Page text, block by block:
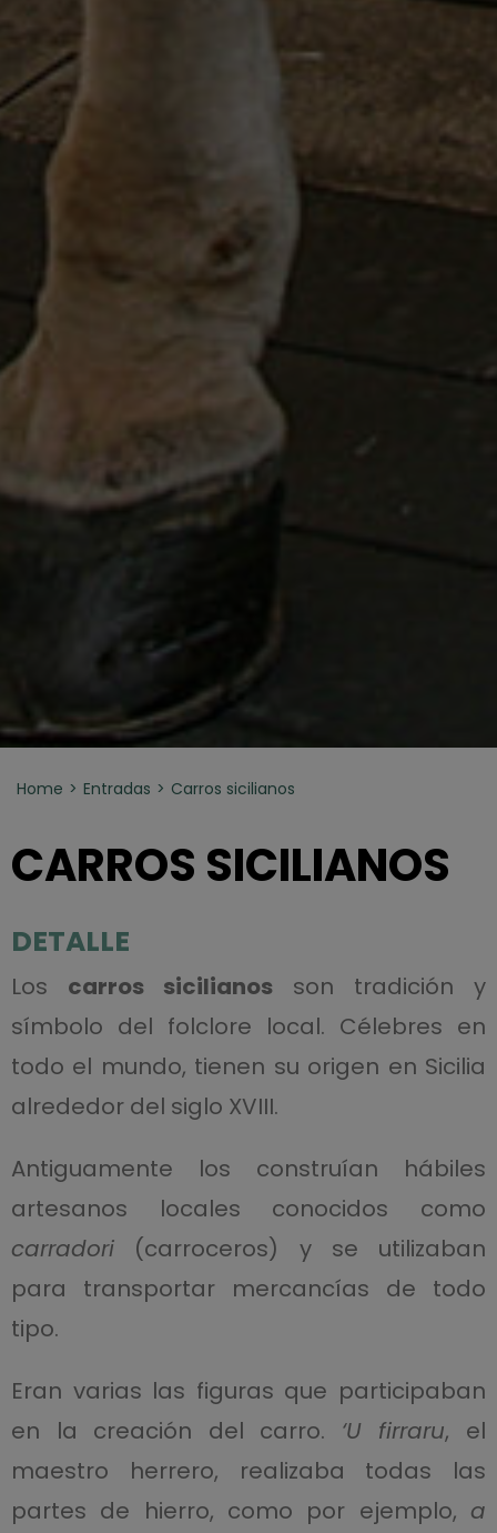
Home Entradas Carros sicilianos
CARROS SICILIANOS
DETALLE
Los carros sicilianos son tradición y
símbolo del folclore local. Célebres en
todo el mundo, tienen su origen en Sicilia
alrededor del siglo XVIII.
Antiguamente los construían hábiles
artesanos locales conocidos como
carradori(carroceros) y se utilizaban
para transportar mercancías de todo
tipo.
Eran varias las figuras que participaban
en la creación del carro. ‘U firraru, el
maestro herrero, realizaba todas las
partes de hierro, como por ejemplo, a